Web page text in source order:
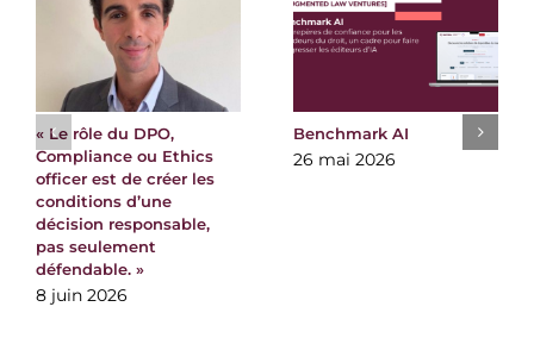
« Le rôle du DPO,
Compliance ou Ethics
officer est de créer les
conditions d’une
décision responsable,
pas seulement
défendable. »
8 juin 2026
Benchmark AI
26 mai 2026